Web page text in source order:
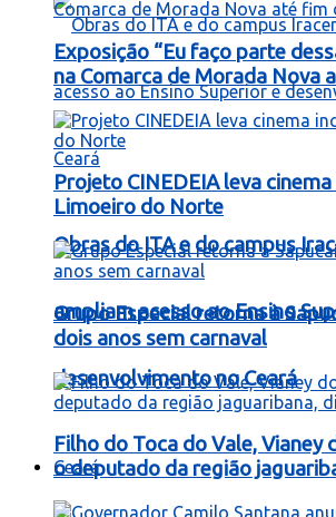
Obras do ITA e do campus
ampliam acesso ao Ensino
desenvolvimento no Ceará
Ceará
Exposição “Eu faço parte
na Comarca de Morada Nova
Projeto CINEDEIA leva
Limoeiro do Norte
Grupo Especial retorna à
dois anos sem carnaval
Filho do Toca do Vale, Vianey
o deputado da região